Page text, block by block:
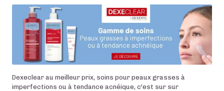
Dexeclear au meilleur prix, soins pour peaux grasses à
imperfections ou à tendance acnéique, c'est sur sur